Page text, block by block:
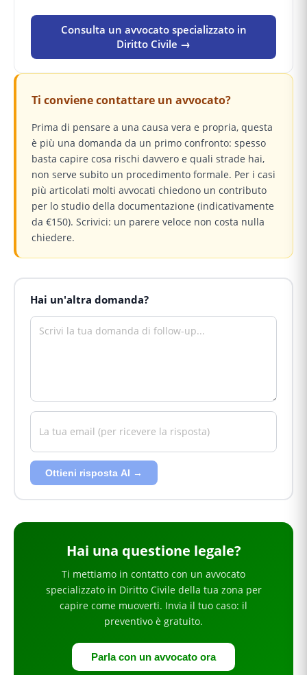
Consulta un avvocato specializzato in
Diritto Civile →
Ti conviene contattare un avvocato?
Prima di pensare a una causa vera e propria, questa
è più una domanda da un primo confronto: spesso
basta capire cosa rischi davvero e quali strade hai,
non serve subito un procedimento formale. Per i casi
più articolati molti avvocati chiedono un contributo
per lo studio della documentazione (indicativamente
da €150). Scrivici: un parere veloce non costa nulla
chiedere.
Hai un'altra domanda?
Ottieni risposta AI →
Hai una questione legale?
Ti mettiamo in contatto con un avvocato
specializzato in Diritto Civiledella tua zona per
capire come muoverti. Invia il tuo caso: il
preventivo è gratuito.
Parla con un avvocato ora